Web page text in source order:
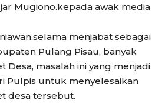
Mugiono.kepada awak media
menjabat sebagai
Pulang Pisau, banyak
Desa, masalah ini yang menjadi
Pulpis untuk menyelesaikan
desa tersebut.